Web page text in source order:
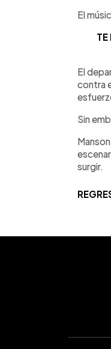
El
El
contra
Sin
surgir.